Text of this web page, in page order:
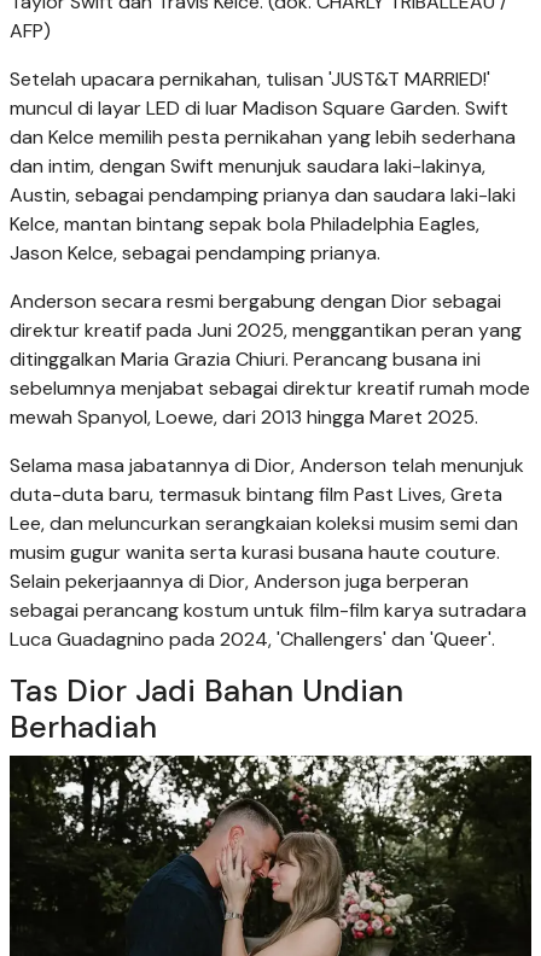
AFP)
Setelah upacara pernikahan, tulisan 'JUST&T MARRIED!'
muncul di layar LED di luar Madison Square Garden. Swift
dan Kelce memilih pesta pernikahan yang lebih sederhana
dan intim, dengan Swift menunjuk saudara laki-lakinya,
Austin, sebagai pendamping prianya dan saudara laki-laki
Kelce, mantan bintang sepak bola Philadelphia Eagles,
Jason Kelce, sebagai pendamping prianya.
Anderson secara resmi bergabung dengan Dior sebagai
direktur kreatif pada Juni 2025, menggantikan peran yang
ditinggalkan Maria Grazia Chiuri. Perancang busana ini
sebelumnya menjabat sebagai direktur kreatif rumah mode
mewah Spanyol, Loewe, dari 2013 hingga Maret 2025.
Selama masa jabatannya di Dior, Anderson telah menunjuk
duta-duta baru, termasuk bintang film Past Lives, Greta
Lee, dan meluncurkan serangkaian koleksi musim semi dan
musim gugur wanita serta kurasi busana haute couture.
Selain pekerjaannya di Dior, Anderson juga berperan
sebagai perancang kostum untuk film-film karya sutradara
Luca Guadagnino pada 2024, 'Challengers' dan 'Queer'.
Tas Dior Jadi Bahan Undian
Berhadiah